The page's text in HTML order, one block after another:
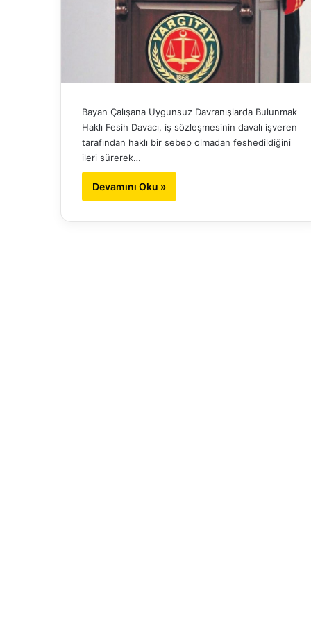
Bayan Çalışana Uygunsuz Davranışlarda Bulunmak
Haklı Fesih Davacı, iş sözleşmesinin davalı işveren
tarafından haklı bir sebep olmadan feshedildiğini
ileri sürerek…
Devamını Oku »